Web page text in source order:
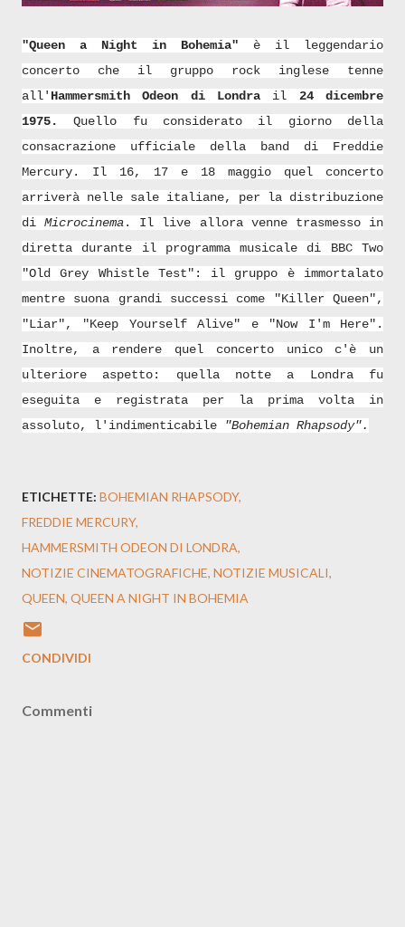
"Queen a Night in Bohemia" è il leggendario
concerto che il gruppo rock inglese tenne
all' Hammersmith Odeon di Londra il 24 dicembre
1975.
Quello fu considerato il giorno della
consacrazione ufficiale della band di Freddie
Mercury. Il 16, 17 e 18 maggio quel concerto
arriverà nelle sale italiane, per la distribuzione
diMicrocinema. Il live allora venne trasmesso in
diretta durante il programma musicale di BBC Two
"Old Grey Whistle Test": il gruppo è immortalato
mentre suona grandi successi come "Killer Queen",
"Liar", "Keep Yourself Alive" e "Now I'm Here".
Inoltre, a rendere quel concerto unico c'è un
ulteriore aspetto: quella notte a Londra fu
eseguita e registrata per la prima volta in
assoluto, l'indimenticabile
"Bohemian Rhapsody".
ETICHETTE: BOHEMIAN RHAPSODY
FREDDIE MERCURY
HAMMERSMITH ODEON DI LONDRA
NOTIZIE CINEMATOGRAFICHE NOTIZIE MUSICALI
QUEEN QUEEN A NIGHT IN BOHEMIA
CONDIVIDI
Commenti